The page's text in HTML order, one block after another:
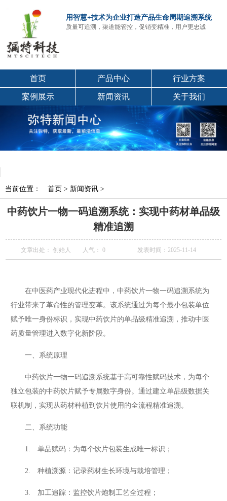
用智慧+技术为企业打造产品生命周期追溯系统
质量可追溯，渠道能管控，促销变精准，用户更忠诚
首页 产品中心 行业方案
案例展示 新闻资讯 关于我们
当前位置： 首页 > 新闻资讯 >
中药饮片一物一码追溯系统：实现中药材单品级
精准追溯
文章出处： 创始人 人气： 0 发表时间：2025-11-14
在中医药产业现代化进程中，中药饮片一物一码追溯系统为
行业带来了革命性的管理变革。该系统通过为每个最小包装单位
赋予唯一身份标识，实现中药饮片的单品级精准追溯，推动中医
药质量管理进入数字化新阶段。
一、系统原理
中药饮片一物一码追溯系统基于高可靠性赋码技术，为每个
独立包装的中药饮片赋予专属数字身份。通过建立单品级数据关
联机制，实现从药材种植到饮片使用的全流程精准追溯。
二、系统功能
1. 单品赋码：为每个饮片包装生成唯一标识；
2. 种植溯源：记录药材生长环境与栽培管理；
3. 加工追踪：监控饮片炮制工艺全过程；